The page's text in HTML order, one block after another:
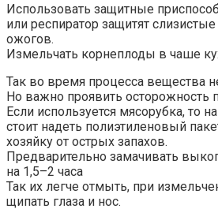
Использовать защитные
или респиратор защитят
ожогов.
Измельчать корнеплоды в чаше
Так во время процесса вещества
Но важно проявить осторожность
Если используется мясорубка, то
стоит надеть полиэтиленовый
хозяйку от острых запахов.
Предварительно замачивать
на 1,5–2 часа
Так их легче отмыть, при
щипать глаза и нос.